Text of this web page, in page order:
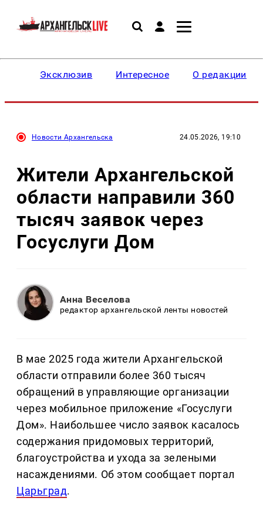
Эксклюзив Интересное О редакции
Новости Архангельска 24.05.2026, 19:10
Жители Архангельской
области направили 360
тысяч заявок через
Госуслуги Дом
Анна Веселова
редактор архангельской ленты новостей
В мае 2025 года жители Архангельской
области отправили более 360 тысяч
обращений в управляющие организации
через мобильное приложение «Госуслуги
Дом». Наибольшее число заявок касалось
содержания придомовых территорий,
благоустройства и ухода за зелеными
насаждениями. Об этом сообщает портал
Царьград.